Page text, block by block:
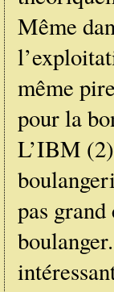
Même
même
pour la
L’IBM
pas grand